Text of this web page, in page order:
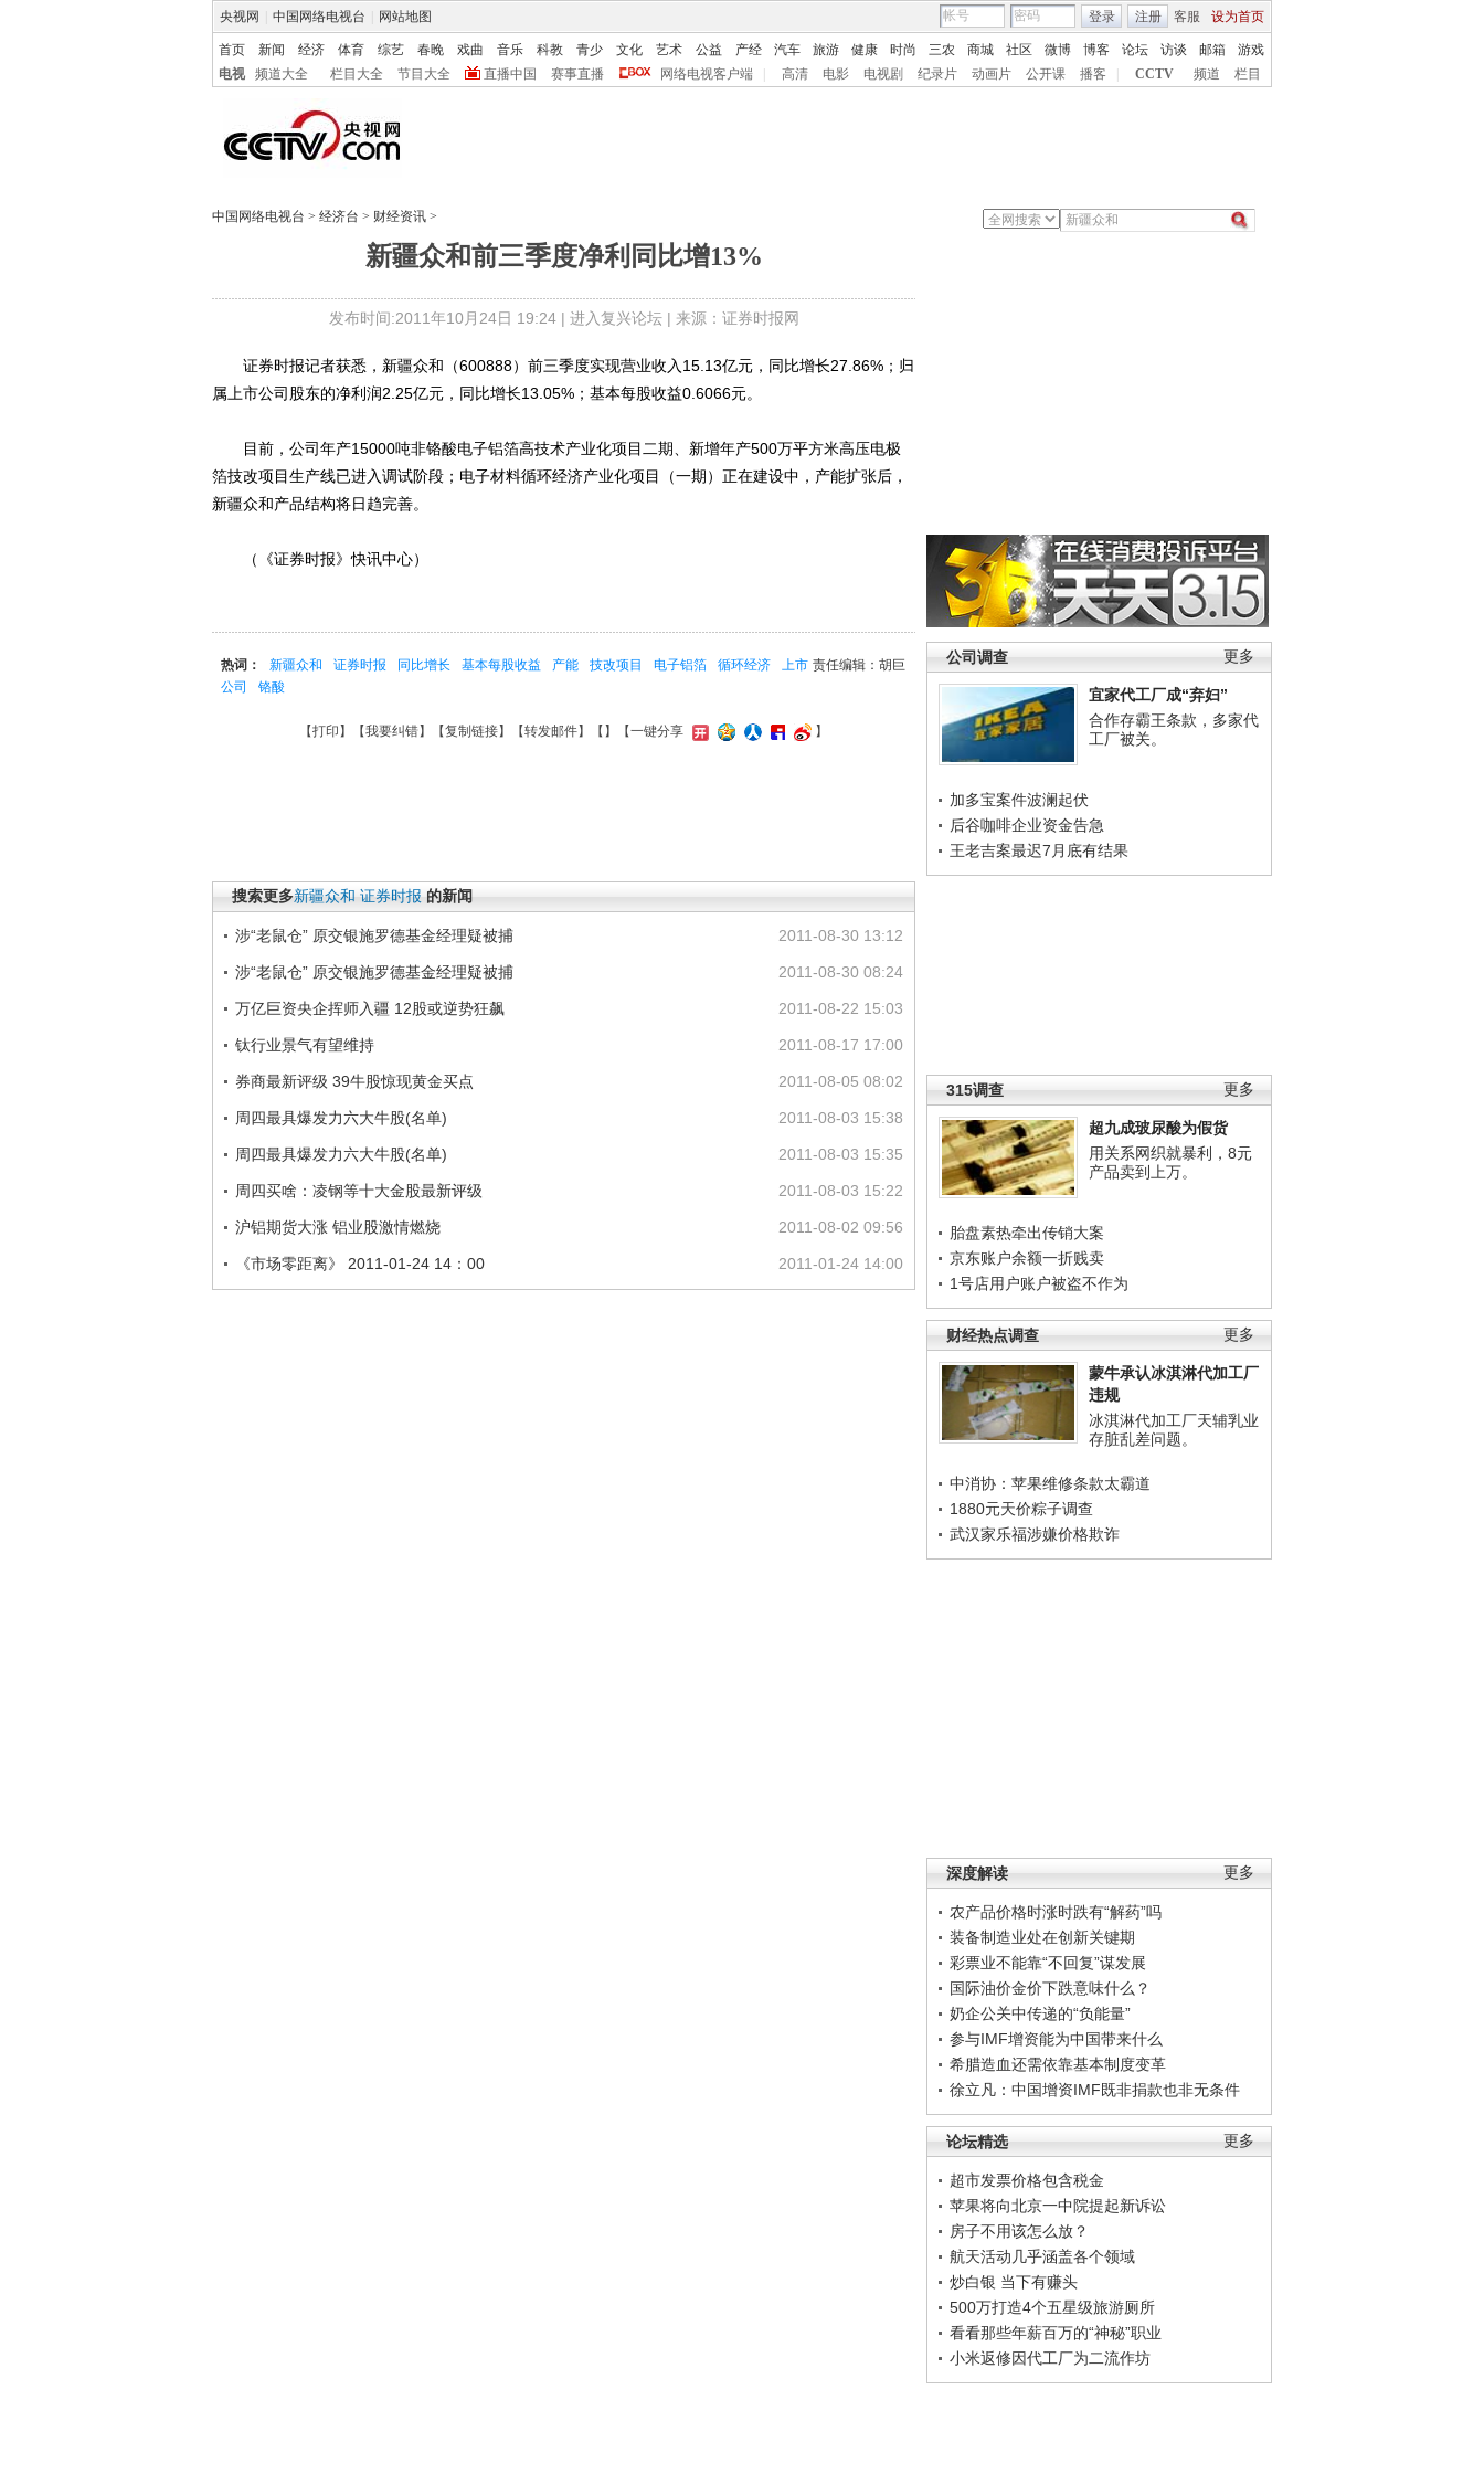
央视网 中国网络电视台 网站地图 客服 设为首页
登录 注册
首页 新闻 经济 体育 综艺 春晚 戏曲 音乐 科教 青少 文化 艺术 公益 产经 汽车 旅游 健康 时尚 三农 商城 社区 微博 博客 论坛 访谈 邮箱
游戏
电视
频道大全 栏目大全 节目大全 直播中国 赛事直播 网络电视客户端 高清 电影 电视剧 纪录片 动画片 公开课 播客 CCTV 频道 栏目
中国网络电视台 > 经济台 > 财经资讯 >
新疆众和前三季度净利同比增13%
发布时间:2011年10月24日 19:24 | 进入复兴论坛| 来源：证券时报网
更多
公司调查
宜家代工厂成“弃妇”
合作存霸王条款，多家代
工厂被关。
加多宝案件波澜起伏
后谷咖啡企业资金告急
王老吉案最迟7月底有结果
更多
315调查
超九成玻尿酸为假货
用关系网织就暴利，8元
产品卖到上万。
胎盘素热牵出传销大案
京东账户余额一折贱卖
1号店用户账户被盗不作为
更多
财经热点调查
蒙牛承认冰淇淋代加工厂
违规
冰淇淋代加工厂天辅乳业
存脏乱差问题。
中消协：苹果维修条款太霸道
1880元天价粽子调查
武汉家乐福涉嫌价格欺诈
更多
深度解读
农产品价格时涨时跌有“解药”吗
装备制造业处在创新关键期
彩票业不能靠“不回复”谋发展
国际油价金价下跌意味什么？
奶企公关中传递的“负能量”
参与IMF增资能为中国带来什么
希腊造血还需依靠基本制度变革
徐立凡：中国增资IMF既非捐款也非无条件
更多
论坛精选
超市发票价格包含税金
苹果将向北京一中院提起新诉讼
房子不用该怎么放？
航天活动几乎涵盖各个领域
炒白银 当下有赚头
500万打造4个五星级旅游厕所
看看那些年薪百万的“神秘”职业
小米返修因代工厂为二流作坊
证券时报记者获悉，新疆众和（600888）前三季度实现营业收入15.13亿元，同比增长27.86%；归
属上市公司股东的净利润2.25亿元，同比增长13.05%；基本每股收益0.6066元。
目前，公司年产15000吨非铬酸电子铝箔高技术产业化项目二期、新增年产500万平方米高压电极
箔技改项目生产线已进入调试阶段；电子材料循环经济产业化项目（一期）正在建设中，产能扩张后，
新疆众和产品结构将日趋完善。
（《证券时报》快讯中心）
责任编辑：胡巨
热词： 新疆众和 证券时报 同比增长 基本每股收益 产能 技改项目 电子铝箔 循环经济
上市
公司
铬酸
【打印 】【我要纠错】【复制链接】【转发邮件】【 】 【一键分享 】
搜索更多新疆众和 证券时报 的新闻
2011-08-30 13:12
涉“老鼠仓” 原交银施罗德基金经理疑被捕
2011-08-30 08:24
涉“老鼠仓” 原交银施罗德基金经理疑被捕
2011-08-22 15:03
万亿巨资央企挥师入疆 12股或逆势狂飙
2011-08-17 17:00
钛行业景气有望维持
2011-08-05 08:02
券商最新评级 39牛股惊现黄金买点
2011-08-03 15:38
周四最具爆发力六大牛股(名单)
2011-08-03 15:35
周四最具爆发力六大牛股(名单)
2011-08-03 15:22
周四买啥：凌钢等十大金股最新评级
2011-08-02 09:56
沪铝期货大涨 铝业股激情燃烧
2011-01-24 14:00
《市场零距离》 2011-01-24 14：00